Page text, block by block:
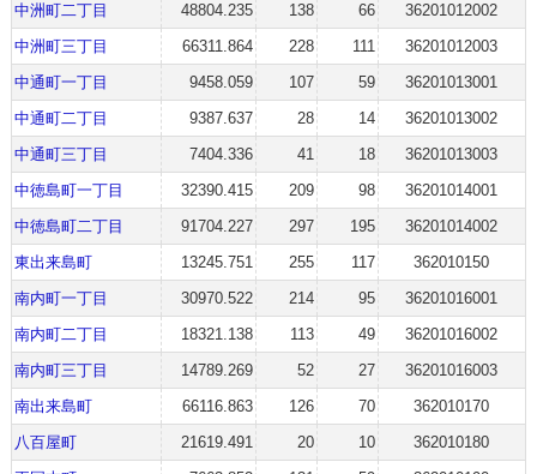
中洲町二丁目
48804.235 138 66
36201012002
中洲町三丁目
66311.864 228 111
36201012003
中通町一丁目
9458.059 107 59
36201013001
中通町二丁目
9387.637 28 14
36201013002
中通町三丁目
7404.336 41 18
36201013003
中徳島町一丁目
32390.415 209 98
36201014001
中徳島町二丁目
91704.227 297 195
36201014002
東出来島町
13245.751 255 117
362010150
南内町一丁目
30970.522 214 95
36201016001
南内町二丁目
18321.138 113 49
36201016002
南内町三丁目
14789.269 52 27
36201016003
南出来島町
66116.863 126 70
362010170
八百屋町
21619.491 20 10
362010180